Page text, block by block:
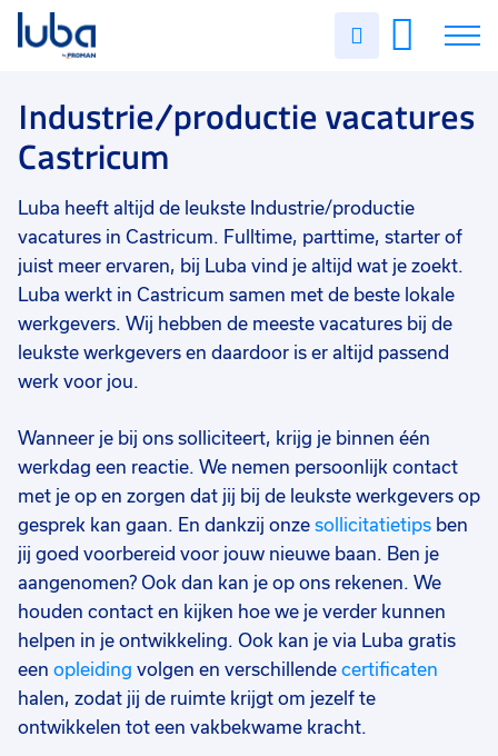
Uren
Vacatures
Over ons
Voor werkgevers
Contact
Industrie/productie vacatures
Castricum
Luba heeft altijd de leukste Industrie/productie
vacatures in Castricum. Fulltime, parttime, starter of
juist meer ervaren, bij Luba vind je altijd wat je zoekt.
Luba werkt in Castricum samen met de beste lokale
werkgevers. Wij hebben de meeste vacatures bij de
leukste werkgevers en daardoor is er altijd passend
werk voor jou.
Wanneer je bij ons solliciteert, krijg je binnen één
werkdag een reactie. We nemen persoonlijk contact
met je op en zorgen dat jij bij de leukste werkgevers op
gesprek kan gaan. En dankzij onze sollicitatietips ben
jij goed voorbereid voor jouw nieuwe baan. Ben je
aangenomen? Ook dan kan je op ons rekenen. We
houden contact en kijken hoe we je verder kunnen
helpen in je ontwikkeling. Ook kan je via Luba gratis
een opleiding volgen en verschillende certificaten
halen, zodat jij de ruimte krijgt om jezelf te
ontwikkelen tot een vakbekwame kracht.
Filter vacatures
Vakgebied 0
Industrie/productie
Opleidingsniveau
Soort contract 0
Uitzicht op vast 21
Vast 7
37 - 40+ uur 23
25 - 32 uur 5
33 - 36 uur 3
17 - 24 uur 1